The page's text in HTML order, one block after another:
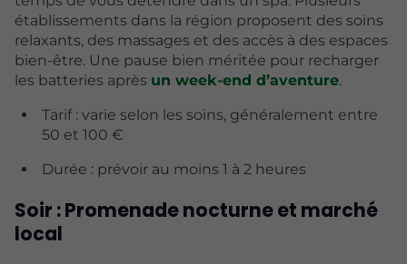
établissements dans la région proposent des soins
relaxants, des massages et des accès à des espaces
bien-être. Une pause bien méritée pour recharger
les batteries après un week-end d’aventure.
Tarif : varie selon les soins, généralement entre
50 et 100 €
Durée : prévoir au moins 1 à 2 heures
Soir : Promenade nocturne et marché
local